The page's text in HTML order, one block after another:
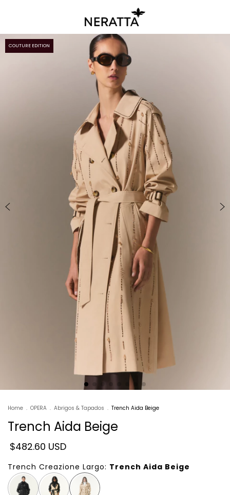
COUTURE EDITION
Home . OPERA . Abrigos & Tapados . Trench Aida Beige
Trench Aida Beige
$482.60 USD
Trench Creazione Largo: Trench Aida Beige